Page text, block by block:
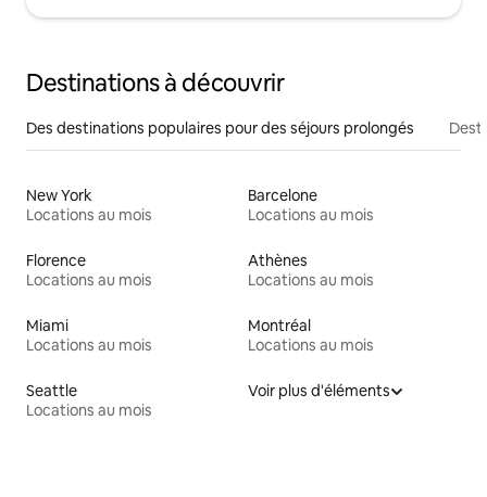
Destinations à découvrir
Des destinations populaires pour des séjours prolongés
New York
Locations au mois
Barcelone
Locations au mois
Florence
Locations au mois
Athènes
Locations au mois
Miami
Locations au mois
Montréal
Locations au mois
Seattle
Locations au mois
Voir plus d'éléments